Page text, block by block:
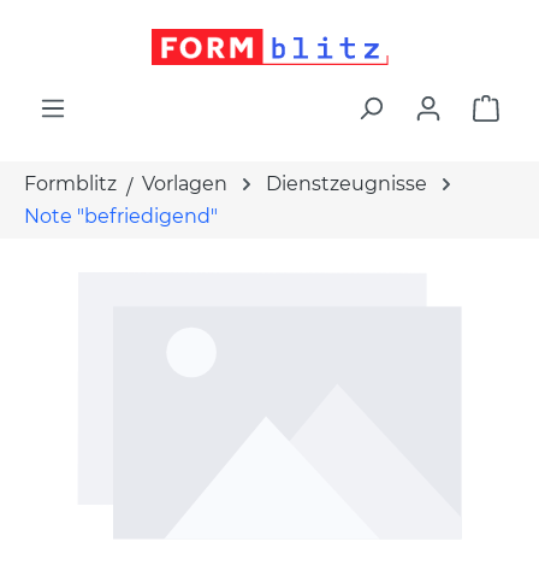
Formblitz Vorlagen
Dienstzeugnisse
Note "befriedigend"